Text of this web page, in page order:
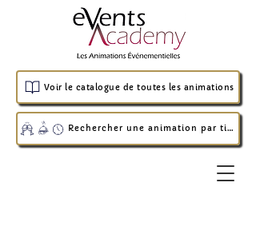
Rechercher une animation par timing
Voir le catalogue de toutes les animations